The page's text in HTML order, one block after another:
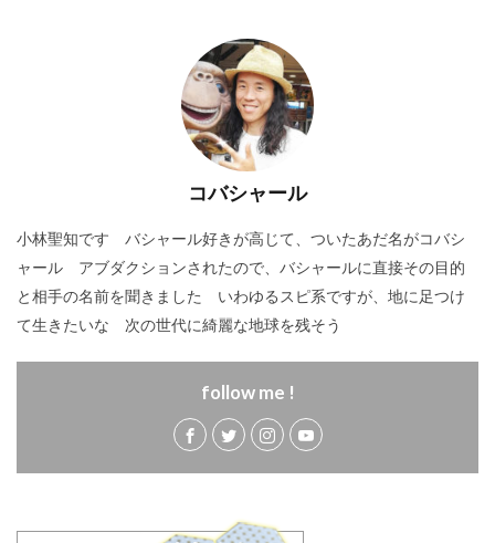
コバシャール
小林聖知です バシャール好きが高じて、ついたあだ名がコバシ
ャール アブダクションされたので、バシャールに直接その目的
と相手の名前を聞きました いわゆるスピ系ですが、地に足つけ
て生きたいな 次の世代に綺麗な地球を残そう
follow me !